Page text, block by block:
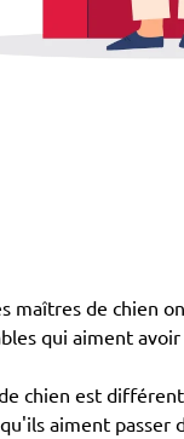
maîtres de chien
qui aiment
chien est
aiment passer